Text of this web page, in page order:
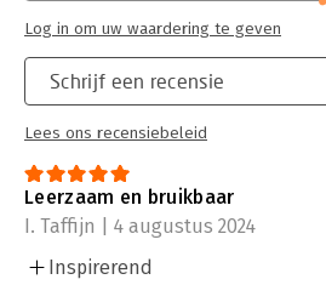
Schrijf een recensie
Lees ons recensiebeleid
Log in om uw waardering te geven
Leerzaam en bruikbaar
I. Taffijn | 4 augustus 2024
Inspirerend